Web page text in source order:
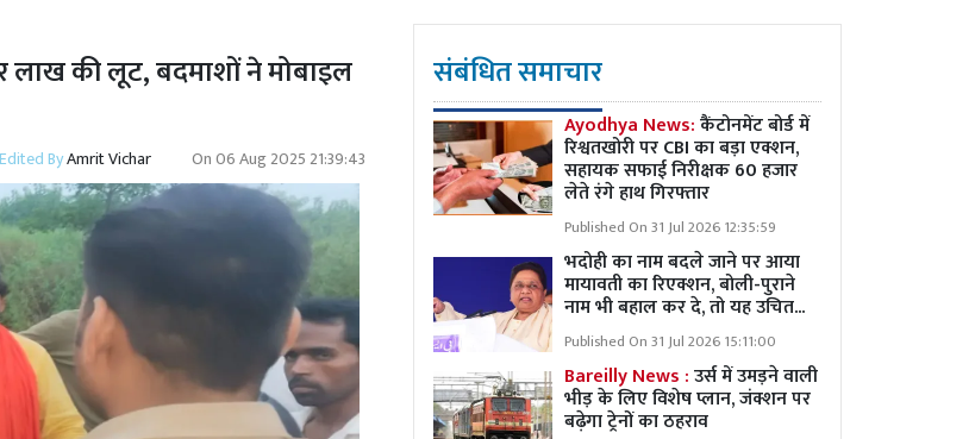
की लूट, बदमाशों ने मोबाइल
Edited ByAmrit Vichar On06 Aug 2025 21:39:43
संबंधित समाचार
Ayodhya News:कैंटोनमेंट बोर्ड में
रिश्वतखोरी पर CBI का बड़ा एक्शन,
सहायक सफाई निरीक्षक 60 हजार
लेते रंगे हाथ गिरफ्तार
Published On 31 Jul 2026 12:35:59
भदोही का नाम बदले जाने पर आया
मायावती का रिएक्शन, बोली-पुराने
नाम भी बहाल कर दे, तो यह उचित...
Published On 31 Jul 2026 15:11:00
Bareilly News :उर्स में उमड़ने वाली
भीड़ के लिए विशेष प्लान, जंक्शन पर
बढ़ेगा ट्रेनों का ठहराव